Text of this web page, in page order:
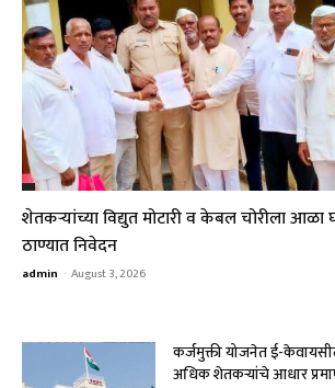
शेतकऱ्यांच्या विद्युत मोटारी व केबल चोरीला
ठाण्यात निवेदन
admin - August 3, 2026
कर्जमुक्ती योजनेत ई-
अधिक शेतकऱ्यांचे आधार